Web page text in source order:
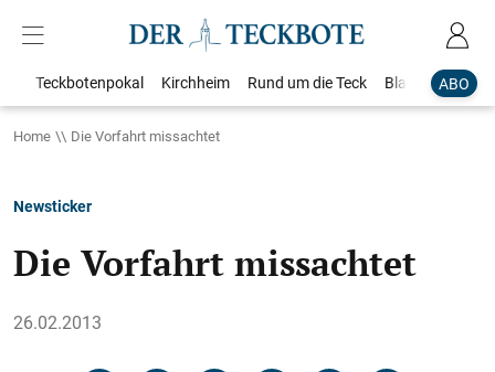
ABO
Teckbotenpokal Kirchheim Rund um die Teck Blaulicht
Home Die Vorfahrt missachtet
Newsticker
Die Vorfahrt missachtet
26.02.2013